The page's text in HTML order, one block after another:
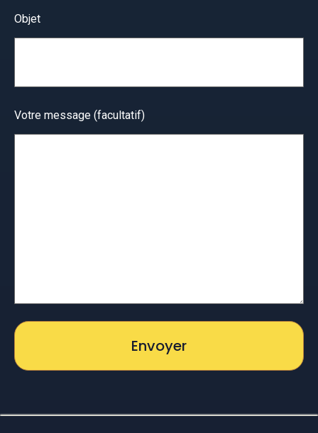
Objet
Votre message (facultatif)